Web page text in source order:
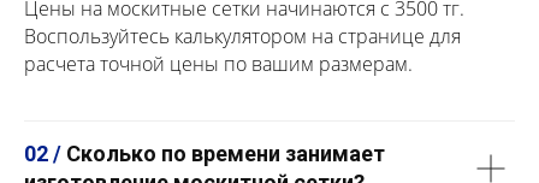
Цены на москитные сетки начинаются с 3500 тг.
Воспользуйтесь калькулятором на странице для
расчета точной цены по вашим размерам.
02 / Сколько по времени занимает